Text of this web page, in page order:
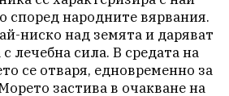
според народните вярвания.
ниско над земята и даряват
лечебна сила. В средата на
се отваря, едновременно за
застива в очакване на